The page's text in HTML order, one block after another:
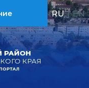
РАЙОН
КРАЯ
RU | EN